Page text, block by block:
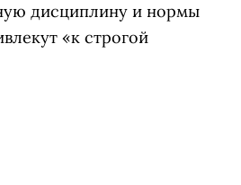
дисциплину и нормы
«к строгой